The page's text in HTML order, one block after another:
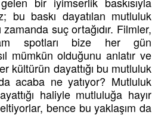
bu baskı dayatılan mutluluk
zamanda suç ortağıdır. Filmler,
spotları bize her gün
mümkün olduğunu anlatır ve
kültürün dayattığı bu mutluluk
acaba ne yatıyor? Mutluluk
haliyle mutluluğa hayır
bence bu yaklaşım da